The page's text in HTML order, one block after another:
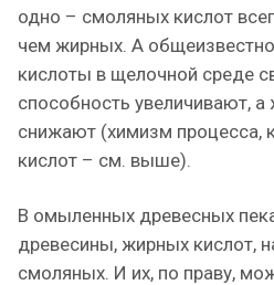
одно – смоляных кислот
чем жирных. А
кислоты в щелочной среде
способность увеличивают,
снижают (химизм процесса,
кислот – см. выше).
В омыленных древесных
древесины, жирных кислот,
смоляных. И их, по праву,